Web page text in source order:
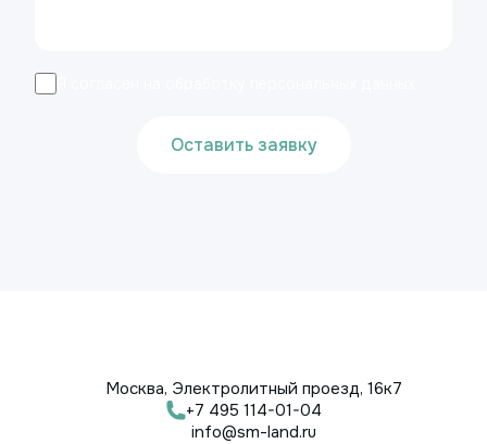
Оставить заявку
Москва, Электролитный проезд, 16к7
+7 495 114-01-04
info@sm-land.ru